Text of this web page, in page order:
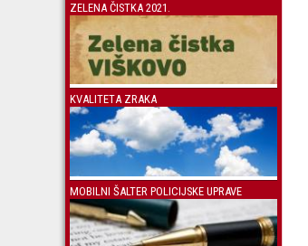
ZELENA ČISTKA 2021.
KVALITETA ZRAKA
MOBILNI ŠALTER POLICIJSKE UPRAVE